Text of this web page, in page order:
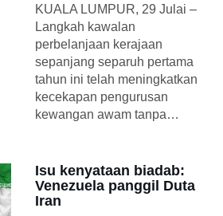
KUALA LUMPUR, 29 Julai –
Langkah kawalan
perbelanjaan kerajaan
sepanjang separuh pertama
tahun ini telah meningkatkan
kecekapan pengurusan
kewangan awam tanpa…
Isu kenyataan biadab:
Venezuela panggil Duta
Iran